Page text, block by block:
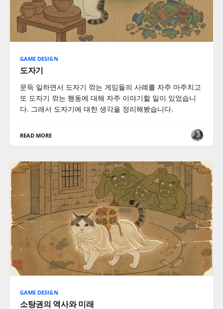
GAME DESIGN
도자기
문득 일하면서 도자기 깎는 게임들의 사례를 자주 마주치고
또 도자기 깎는 행동에 대해 자주 이야기할 일이 있었습니
다. 그래서 도자기에 대한 생각을 정리해봤습니다.
READ MORE
GAME DESIGN
소탕권의 역사와 미래